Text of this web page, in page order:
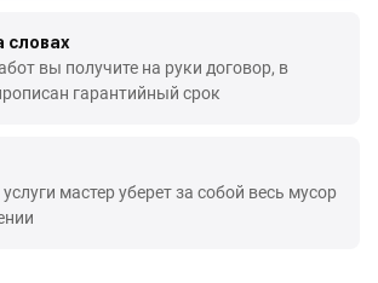
словах
вы получите на руки договор, в
гарантийный срок
мастер уберет за собой весь мусор